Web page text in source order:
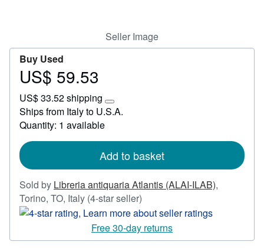
Seller Image
Buy Used
Price
59.53
US$ 59.53
US$ 33.52 shipping
Learn
more
rates
Ships from Italy to U.S.A.
Quantity: 1 available
Add to basket
Sold by Libreria antiquaria Atlantis (ALAI-ILAB),
Torino, TO, Italy (4-star seller)
rating
4
out
Free 30-day returns